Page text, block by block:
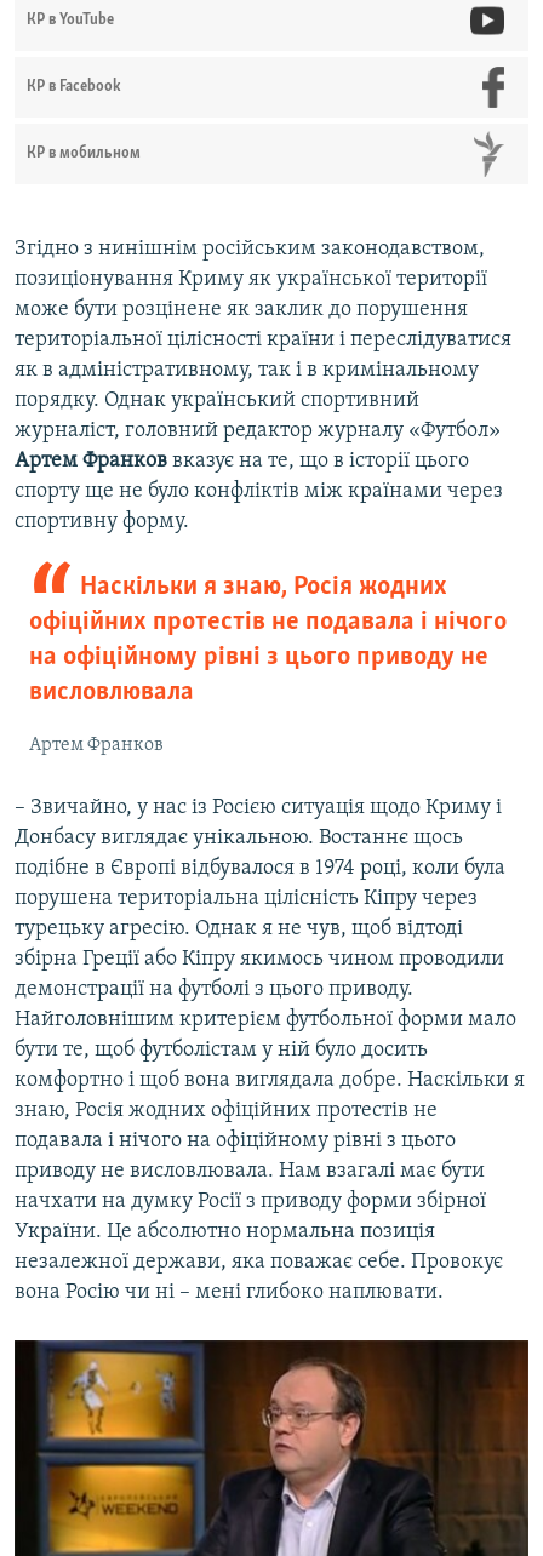
КР в YouTube
КР в Facebook
КР в мобильном
Згідно з нинішнім російським законодавством,
позиціонування Криму як української території
може бути розцінене як заклик до порушення
територіальної цілісності країни і переслідуватися
як в адміністративному, так і в кримінальному
порядку. Однак український спортивний
журналіст, головний редактор журналу «Футбол»
Артем Франков вказує на те, що в історії цього
спорту ще не було конфліктів між країнами через
спортивну форму.
Наскільки я знаю, Росія жодних
офіційних протестів не подавала і нічого
на офіційному рівні з цього приводу не
висловлювала
Артем Франков
– Звичайно, у нас із Росією ситуація щодо Криму і
Донбасу виглядає унікальною. Востаннє щось
подібне в Європі відбувалося в 1974 році, коли була
порушена територіальна цілісність Кіпру через
турецьку агресію. Однак я не чув, щоб відтоді
збірна Греції або Кіпру якимось чином проводили
демонстрації на футболі з цього приводу.
Найголовнішим критерієм футбольної форми мало
бути те, щоб футболістам у ній було досить
комфортно і щоб вона виглядала добре. Наскільки я
знаю, Росія жодних офіційних протестів не
подавала і нічого на офіційному рівні з цього
приводу не висловлювала. Нам взагалі має бути
начхати на думку Росії з приводу форми збірної
України. Це абсолютно нормальна позиція
незалежної держави, яка поважає себе. Провокує
вона Росію чи ні – мені глибоко наплювати.